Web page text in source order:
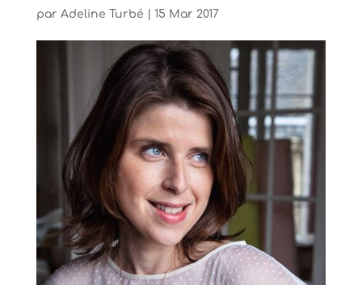
par Adeline Turbé 15 Mar 2017